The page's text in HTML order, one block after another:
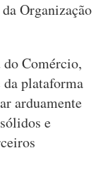
Organização
do Comércio,
plataforma
arduamente
e